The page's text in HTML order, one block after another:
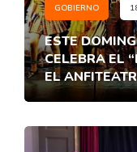
GOBIERNO
ESTE
CELEBRA EL
EL